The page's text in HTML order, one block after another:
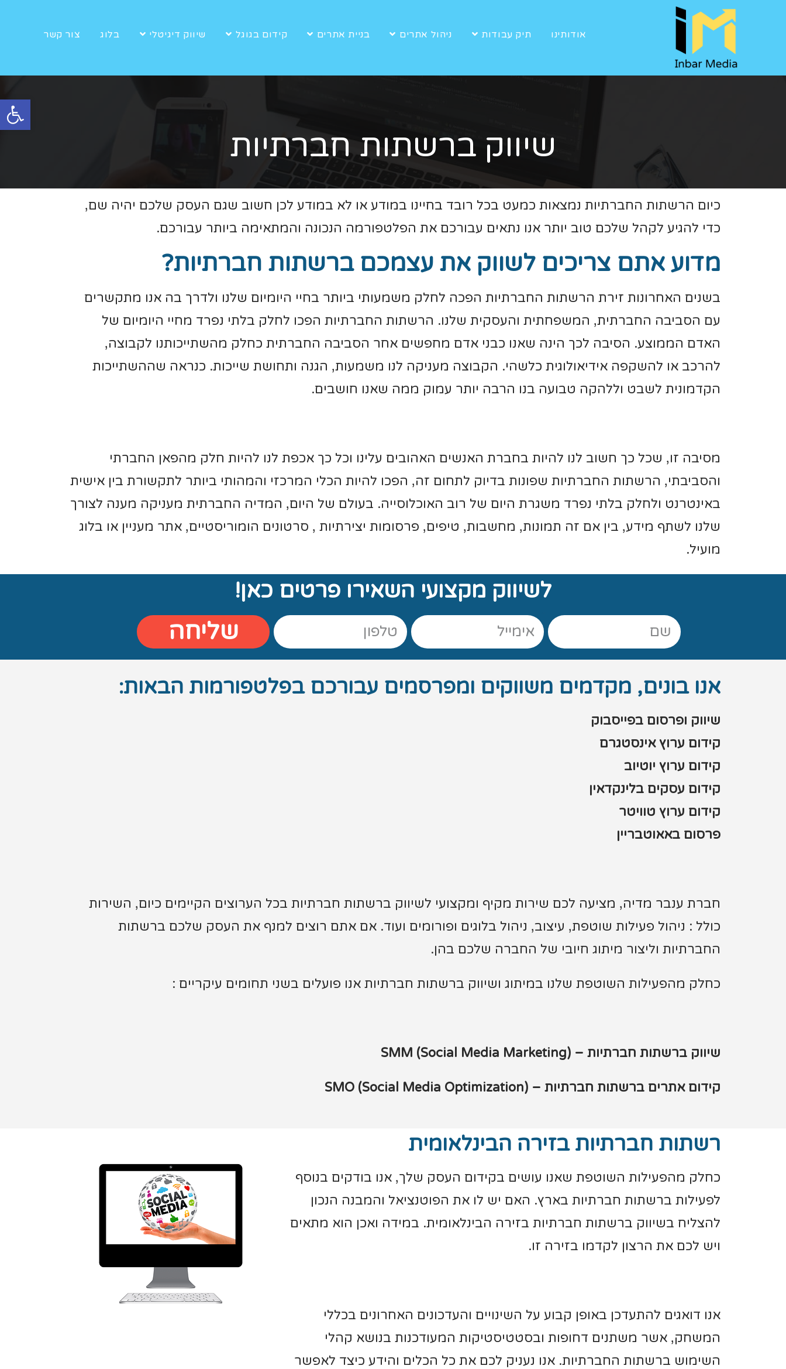
פתח סרגל נגישות
אודותינו תיק עבודות ניהול אתרים בניית אתרים קידום בגוגל שיווק דיגיטלי בלוג צור קשר
שיווק ברשתות חברתיות
כיום הרשתות החברתיות נמצאות כמעט בכל רובד בחיינו במודע או לא במודע לכן חשוב שגם העסק שלכם יהיה שם,
כדי להגיע לקהל שלכם טוב יותר אנו נתאים עבורכם את הפלטפורמה הנכונה והמתאימה ביותר עבורכם.
מדוע אתם צריכים לשווק את עצמכם ברשתות חברתיות?
בשנים האחרונות זירת הרשתות החברתיות הפכה לחלק משמעותי ביותר בחיי היומיום שלנו ולדרך בה אנו מתקשרים
עם הסביבה החברתית, המשפחתית והעסקית שלנו. הרשתות החברתיות הפכו לחלק בלתי נפרד מחיי היומיום של
האדם הממוצע. הסיבה לכך הינה שאנו כבני אדם מחפשים אחר הסביבה החברתית כחלק מהשתייכותנו לקבוצה,
להרכב או להשקפה אידיאולוגית כלשהי. הקבוצה מעניקה לנו משמעות, הגנה ותחושת שייכות. כנראה שההשתייכות
הקדמונית לשבט וללהקה טבועה בנו הרבה יותר עמוק ממה שאנו חושבים.
מסיבה זו, שכל כך חשוב לנו להיות בחברת האנשים האהובים עלינו וכל כך אכפת לנו להיות חלק מהפאן החברתי
והסביבתי, הרשתות החברתיות שפונות בדיוק לתחום זה, הפכו להיות הכלי המרכזי והמהותי ביותר לתקשורת בין אישית
באינטרנט ולחלק בלתי נפרד משגרת היום של רוב האוכלוסייה. בעולם של היום, המדיה החברתית מעניקה מענה לצורך
שלנו לשתף מידע, בין אם זה תמונות, מחשבות, טיפים, פרסומות יצירתיות , סרטונים הומוריסטיים, אתר מעניין או בלוג
מועיל.
לשיווק מקצועי השאירו פרטים כאן!
שליחה
אנו בונים, מקדמים משווקים ומפרסמים עבורכם בפלטפורמות הבאות:
שיווק ופרסום בפייסבוק
קידום ערוץ אינסטגרם
קידום ערוץ יוטיוב
קידום עסקים בלינקדאין
קידום ערוץ טוויטר
פרסום באאוטבריין
חברת ענבר מדיה, מציעה לכם שירות מקיף ומקצועי לשיווק ברשתות חברתיות בכל הערוצים הקיימים כיום, השירות
כולל : ניהול פעילות שוטפת, עיצוב, ניהול בלוגים ופורומים ועוד. אם אתם רוצים למנף את העסק שלכם ברשתות
החברתיות וליצור מיתוג חיובי של החברה שלכם בהן.
כחלק מהפעילות השוטפת שלנו במיתוג ושיווק ברשתות חברתיות אנו פועלים בשני תחומים עיקריים :
שיווק ברשתות חברתיות – (SMM (Social Media Marketing
קידום אתרים ברשתות חברתיות – (SMO (Social Media Optimization
רשתות חברתיות בזירה הבינלאומית
כחלק מהפעילות השוטפת שאנו עושים בקידום העסק שלך, אנו בודקים בנוסף
לפעילות ברשתות חברתיות בארץ. האם יש לו את הפוטנציאל והמבנה הנכון
להצליח בשיווק ברשתות חברתיות בזירה הבינלאומית. במידה ואכן הוא מתאים
ויש לכם את הרצון לקדמו בזירה זו.
אנו דואגים להתעדכן באופן קבוע על השינויים והעדכונים האחרונים בכללי
המשחק, אשר משתנים דחופות ובסטטיסטיקות המעודכנות בנושא קהלי
השימוש ברשתות החברתיות. אנו נעניק לכם את כל הכלים והידע כיצד לאפשר